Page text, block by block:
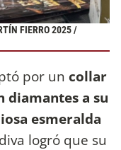
FIERRO 2025 /
por un collar
diamantes a su
esmeralda
logró que su